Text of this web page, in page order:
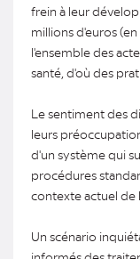
frein à leur
millions d'euros
l'ensemble des
santé, d'où des
Le sentiment des
leurs
d'un système qui
procédures
contexte actuel de
Un scénario